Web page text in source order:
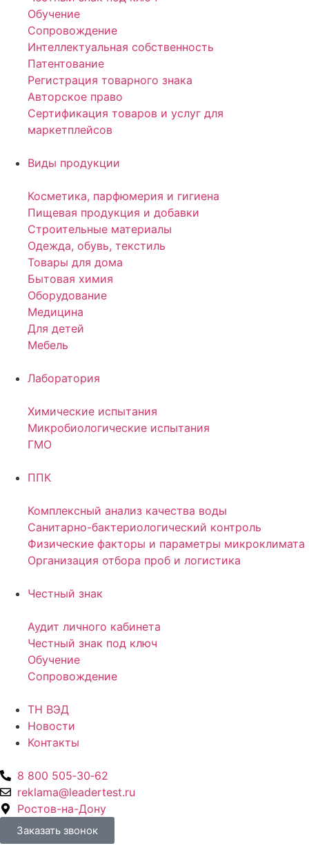
Обучение
Сопровождение
Интеллектуальная собственность
Патентование
Регистрация товарного знака
Авторское право
Сертификация товаров и услуг для
маркетплейсов
Виды продукции
Косметика, парфюмерия и гигиена
Пищевая продукция и добавки
Строительные материалы
Одежда, обувь, текстиль
Товары для дома
Бытовая химия
Оборудование
Медицина
Для детей
Мебель
Лаборатория
Химические испытания
Микробиологические испытания
ГМО
ППК
Комплексный анализ качества воды
Санитарно-бактериологический контроль
Физические факторы и параметры микроклимата
Организация отбора проб и логистика
Честный знак
Аудит личного кабинета
Честный знак под ключ
Обучение
Сопровождение
ТН ВЭД
Новости
Контакты
8 800 505‑30‑62
reklama@leadertest.ru
Ростов-на-Дону
Заказать звонок